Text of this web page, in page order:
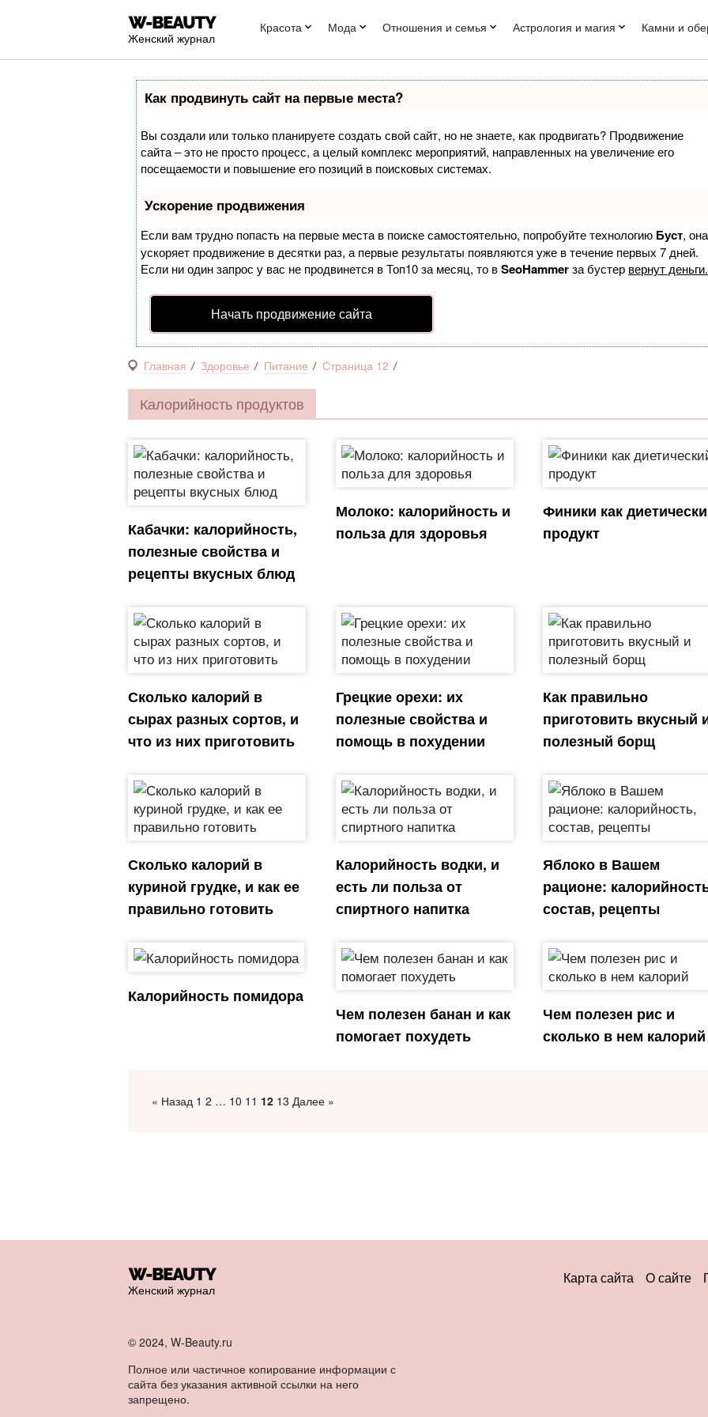
Женский журнал
Красота Мода Отношения и семья Астрология и магия Камни и
Как продвинуть сайт на первые места?
Вы создали или только планируете создать свой сайт, но не знаете, как продвигать? Продвижение
сайта – это не просто процесс, а целый комплекс мероприятий, направленных на увеличение его
посещаемости и повышение его позиций в поисковых системах.
Ускорение продвижения
Если вам трудно попасть на первые места в поиске самостоятельно, попробуйте технологию Буст, она
ускоряет продвижение в десятки раз, а первые результаты появляются уже в течение первых 7 дней.
Если ни один запрос у вас не продвинется в Топ10 за месяц, то вSeoHammerза бустер вернут деньги.
Начать продвижение сайта
Главная Здоровье Питание Страница 12
Калорийность продуктов
Кабачки: калорийность,
полезные свойства и
рецепты вкусных блюд
Молоко: калорийность и
польза для здоровья
Финики как
продукт
Сколько калорий в
сырах разных сортов, и
что из них приготовить
Грецкие орехи: их
полезные свойства и
помощь в похудении
Как правильно
приготовить вкусный
полезный борщ
Сколько калорий в
куриной грудке, и как ее
правильно готовить
Калорийность водки, и
есть ли польза от
спиртного напитка
Яблоко в Вашем
рационе:
состав, рецепты
Калорийность помидора
Чем полезен банан и как
помогает похудеть
Чем полезен рис и
сколько в нем калорий
« Назад 1 2 … 10 11 12 13 Далее »
Женский журнал
© 2024, W-Beauty.ru
Полное или частичное копирование информации с
сайта без указания активной ссылки на него
запрещено.
Карта сайта О сайте